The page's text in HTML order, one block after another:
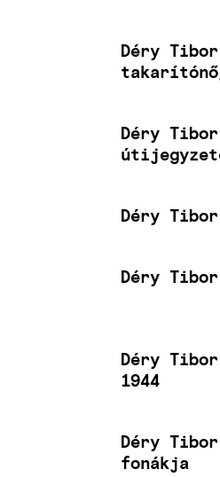
Déry
Déry
Déry
Déry
Déry
1944
Déry
fonákja